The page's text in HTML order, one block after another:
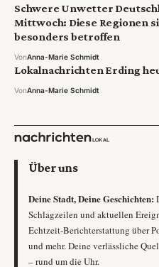
Schwere Unwetter
Mittwoch: Diese Regionen
besonders betroffen
VonAnna-Marie Schmidt
Lokalnachrichten Erding
VonAnna-Marie Schmidt
Über uns
Deine Stadt, Deine Geschichten:
Schlagzeilen und aktuellen
Echtzeit-Berichterstattung über
und mehr. Deine verlässliche
– rund um die Uhr.